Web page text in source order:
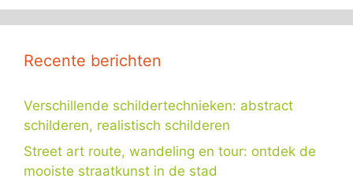
Recente berichten
Verschillende schildertechnieken: abstract
schilderen, realistisch schilderen
Street art route, wandeling en tour: ontdek de
mooiste straatkunst in de stad